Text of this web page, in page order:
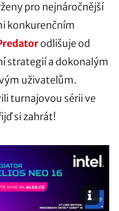
pro nejnáročnější
konkurenčním
odlišuje od
strategií a dokonalým
uživatelům.
turnajovou sérii ve
si zahrát!